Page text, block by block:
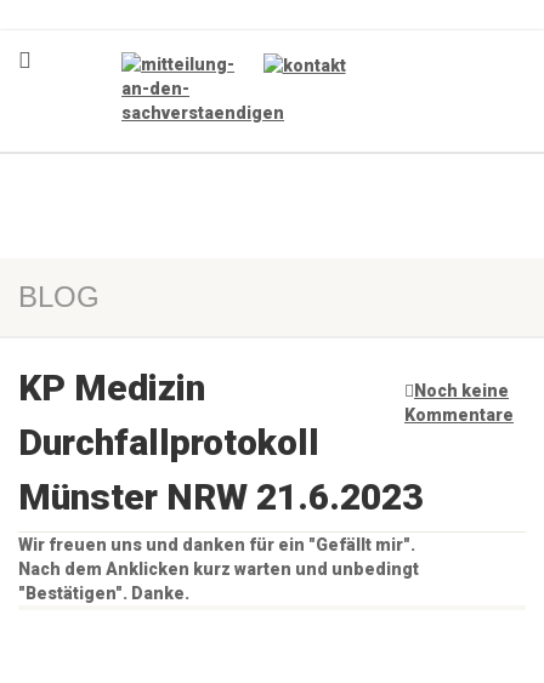
BLOG
Noch keine
Kommentare
KP Medizin
Durchfallprotokoll
Münster NRW 21.6.2023
Wir freuen uns und danken für ein "Gefällt mir".
Nach dem Anklicken kurz warten und unbedingt
"Bestätigen". Danke.